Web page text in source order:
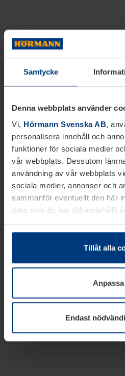
Samtycke
Denna webbplats använder
Vi, Hörmann Svenska AB,
personalisera innehåll och
funktioner för sociala medier
vår webbplats. Dessutom
användning av vår webbplats
sociala medier, annonser och
sammanför eventuellt den här
data som du har tillhandahållit
samlat in inom ramen för din
Juridiskt kan vi lagra kakor på
absolut nödvändiga för driften
godkännande kan du när som
informationen om kakor under
vår webbplats.
Tillåt alla
Anpassa
Endast